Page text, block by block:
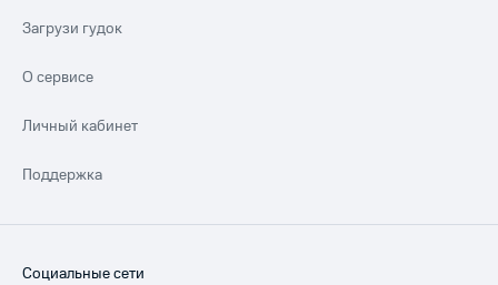
Загрузи гудок
О сервисе
Личный кабинет
Поддержка
Социальные сети